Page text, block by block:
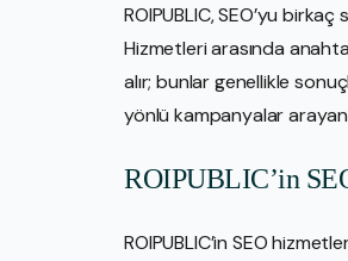
ROIPUBLIC, SEO’yu
Hizmetleri arasında
alır; bunlar genellikle
yönlü kampanyalar
ROIPUBLIC’in
ROIPUBLIC’in SEO